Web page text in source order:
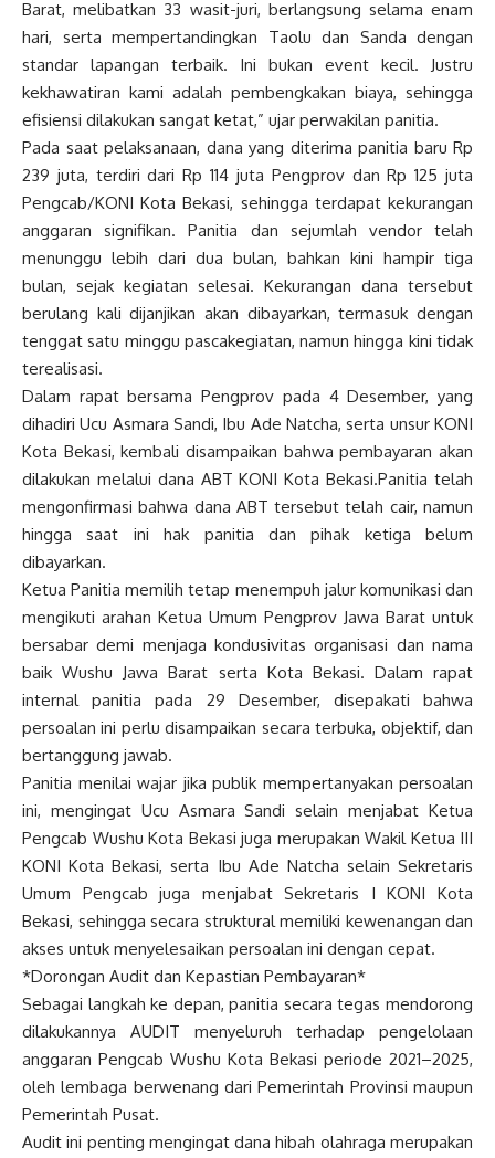
Barat, melibatkan 33 wasit-juri, berlangsung selama enam
hari, serta mempertandingkan Taolu dan Sanda dengan
standar lapangan terbaik. Ini bukan event kecil. Justru
kekhawatiran kami adalah pembengkakan biaya, sehingga
efisiensi dilakukan sangat ketat,” ujar perwakilan panitia.
Pada saat pelaksanaan, dana yang diterima panitia baru Rp
239 juta, terdiri dari Rp 114 juta Pengprov dan Rp 125 juta
Pengcab/KONI Kota Bekasi, sehingga terdapat kekurangan
anggaran signifikan. Panitia dan sejumlah vendor telah
menunggu lebih dari dua bulan, bahkan kini hampir tiga
bulan, sejak kegiatan selesai. Kekurangan dana tersebut
berulang kali dijanjikan akan dibayarkan, termasuk dengan
tenggat satu minggu pascakegiatan, namun hingga kini tidak
terealisasi.
Dalam rapat bersama Pengprov pada 4 Desember, yang
dihadiri Ucu Asmara Sandi, Ibu Ade Natcha, serta unsur KONI
Kota Bekasi, kembali disampaikan bahwa pembayaran akan
dilakukan melalui dana ABT KONI Kota Bekasi.Panitia telah
mengonfirmasi bahwa dana ABT tersebut telah cair, namun
hingga saat ini hak panitia dan pihak ketiga belum
dibayarkan.
Ketua Panitia memilih tetap menempuh jalur komunikasi dan
mengikuti arahan Ketua Umum Pengprov Jawa Barat untuk
bersabar demi menjaga kondusivitas organisasi dan nama
baik Wushu Jawa Barat serta Kota Bekasi. Dalam rapat
internal panitia pada 29 Desember, disepakati bahwa
persoalan ini perlu disampaikan secara terbuka, objektif, dan
bertanggung jawab.
Panitia menilai wajar jika publik mempertanyakan persoalan
ini, mengingat Ucu Asmara Sandi selain menjabat Ketua
Pengcab Wushu Kota Bekasi juga merupakan Wakil Ketua III
KONI Kota Bekasi, serta Ibu Ade Natcha selain Sekretaris
Umum Pengcab juga menjabat Sekretaris I KONI Kota
Bekasi, sehingga secara struktural memiliki kewenangan dan
akses untuk menyelesaikan persoalan ini dengan cepat.
*Dorongan Audit dan Kepastian Pembayaran*
Sebagai langkah ke depan, panitia secara tegas mendorong
dilakukannya AUDIT menyeluruh terhadap pengelolaan
anggaran Pengcab Wushu Kota Bekasi periode 2021–2025,
oleh lembaga berwenang dari Pemerintah Provinsi maupun
Pemerintah Pusat.
Audit ini penting mengingat dana hibah olahraga merupakan